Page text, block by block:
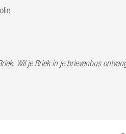
. Wil je Briek in je brievenbus